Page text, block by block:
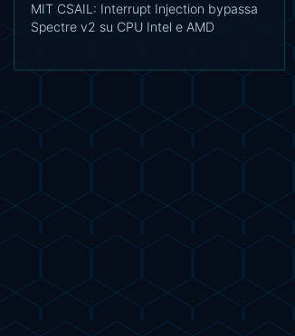
MIT CSAIL: Interrupt Injection bypassa
Spectre v2 su CPU Intel e AMD